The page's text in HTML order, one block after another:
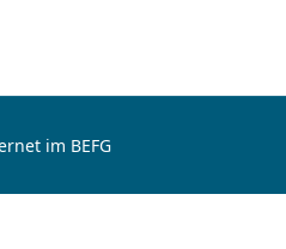
im BEFG